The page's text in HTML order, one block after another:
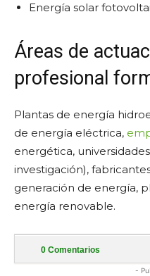
Energía solar
Áreas de
profesional
Plantas de energía
de energía eléctrica,
energética,
investigación),
generación de energía,
energía renovable.
0 Comentarios
-